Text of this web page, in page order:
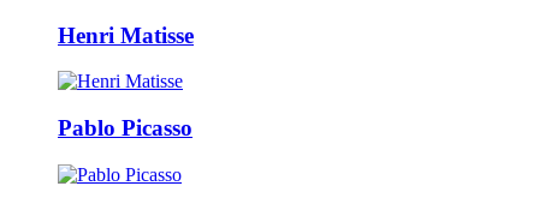
Henri Matisse
Pablo Picasso